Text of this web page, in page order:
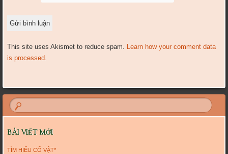
This site uses Akismet to reduce spam. Learn how your comment data
is processed.
BÀI VIẾT MỚI
TÌM HIỂU CỔ VẬT*